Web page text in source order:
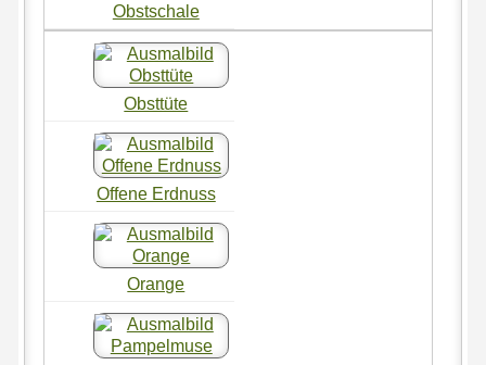
Obstschale
Obsttüte
Offene Erdnuss
Orange